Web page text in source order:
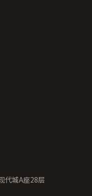
代城A座28层